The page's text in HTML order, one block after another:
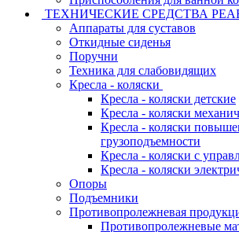
ТЕХНИЧЕСКИЕ СРЕДСТВА
Аппараты для суставов
Откидные сиденья
Поручни
Техника для слабовидящих
Кресла - коляски
Кресла - коляски детские
Кресла - коляски
Кресла - коляски
грузоподъемности
Кресла - коляски с
Кресла - коляски
Опоры
Подъемники
Противопролежневая
Противопролежневые